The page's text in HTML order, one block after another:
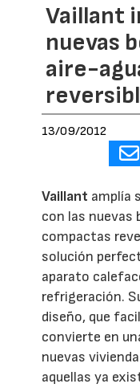
Vaillant
nuevas
aire-
13/09/2012
Vaillant amplía
con las nuevas
compactas
solución
aparato
refrigeración.
diseño, que
convierte en
nuevas
aquellas ya